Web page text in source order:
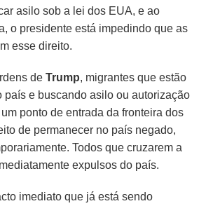
asilo sob a lei dos EUA, e ao
o presidente está impedindo que as
esse direito.
deTrump, migrantes que estão
país e buscando asilo ou autorização
ponto de entrada da fronteira dos
de permanecer no país negado,
Todos que cruzarem a
expulsos do país.
imediato que já está sendo